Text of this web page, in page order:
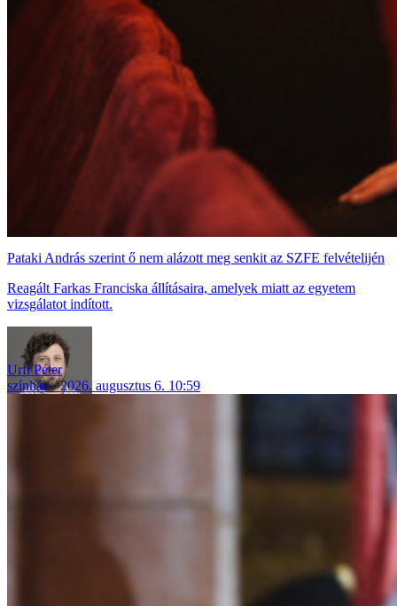
Pataki András szerint ő nem alázott meg senkit az SZFE felvételijén
Reagált Farkas Franciska állításaira, amelyek miatt az egyetem
vizsgálatot indított.
Urfi Péter
színház
2026. augusztus 6. 10:59